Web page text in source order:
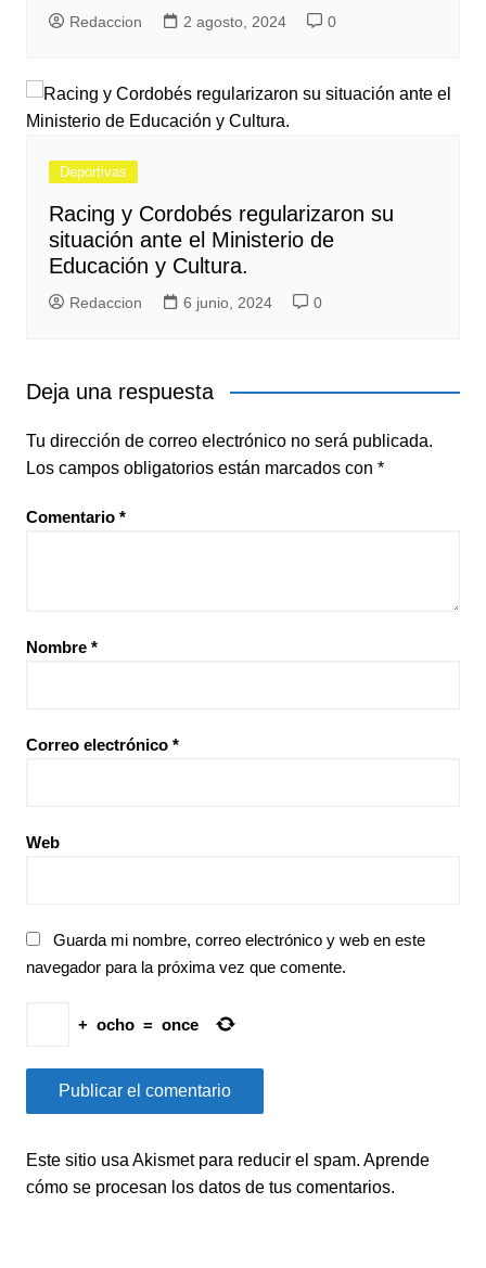
Redaccion 2 agosto, 2024 0
Deportivas
Racing y Cordobés regularizaron su
situación ante el Ministerio de
Educación y Cultura.
Redaccion 6 junio, 2024 0
Deja una respuesta
Tu dirección de correo electrónico no será publicada.
Los campos obligatorios están marcados con *
Comentario *
Nombre *
Correo electrónico *
Web
Guarda mi nombre, correo electrónico y web en este
navegador para la próxima vez que comente.
+ ocho = once
Este sitio usa Akismet para reducir el spam. Aprende
cómo se procesan los datos de tus comentarios.